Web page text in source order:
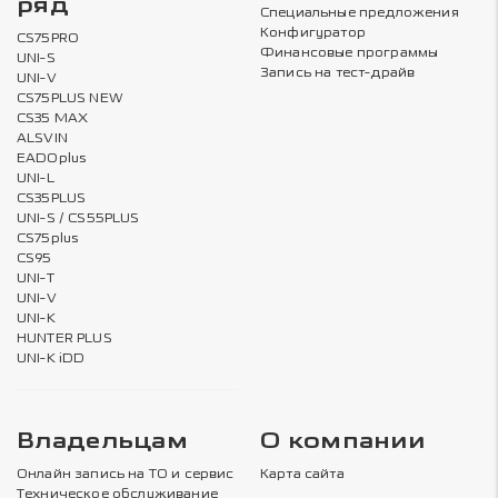
ряд
CS75PRO
UNI-S
UNI-V
CS75PLUS NEW
CS35 MAX
ALSVIN
EADOplus
UNI-L
CS35PLUS
UNI-S / CS55PLUS
CS75plus
CS95
UNI-T
UNI-V
UNI-K
HUNTER PLUS
UNI-K iDD
Специальные предложения
Конфигуратор
Финансовые программы
Запись на тест-драйв
Владельцам
Онлайн запись на ТО и сервис
Техническое обслуживание
О компании
Карта сайта